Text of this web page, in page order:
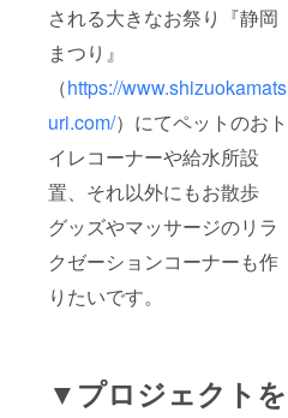
される大きなお祭り『静岡
まつり』
（https://www.shizuokamats
uri.com/）にてペットのおト
イレコーナーや給水所設
置、それ以外にもお散歩
グッズやマッサージのリラ
クゼーションコーナーも作
りたいです。
▼プロジェクトを